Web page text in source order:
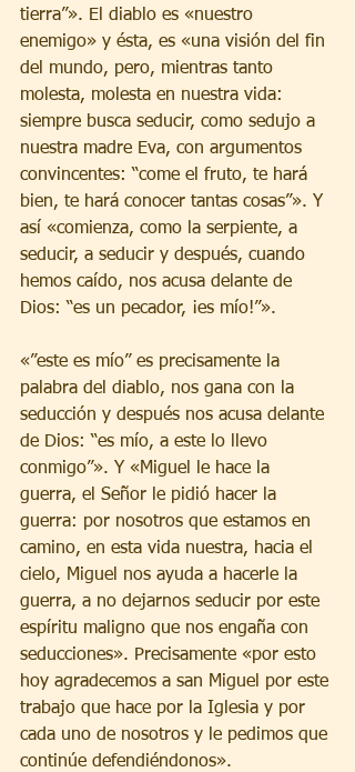
tierra”». El diablo es «nuestro
enemigo» y ésta, es «una visión del fin
del mundo, pero, mientras tanto
molesta, molesta en nuestra vida:
siempre busca seducir, como sedujo a
nuestra madre Eva, con argumentos
convincentes: “come el fruto, te hará
bien, te hará conocer tantas cosas”». Y
así «comienza, como la serpiente, a
seducir, a seducir y después, cuando
hemos caído, nos acusa delante de
Dios: “es un pecador, ¡es mío!”».
«”este es mío” es precisamente la
palabra del diablo, nos gana con la
seducción y después nos acusa delante
de Dios: “es mío, a este lo llevo
conmigo”». Y «Miguel le hace la
guerra, el Señor le pidió hacer la
guerra: por nosotros que estamos en
camino, en esta vida nuestra, hacia el
cielo, Miguel nos ayuda a hacerle la
guerra, a no dejarnos seducir por este
espíritu maligno que nos engaña con
seducciones». Precisamente «por esto
hoy agradecemos a san Miguel por este
trabajo que hace por la Iglesia y por
cada uno de nosotros y le pedimos que
continúe defendiéndonos».